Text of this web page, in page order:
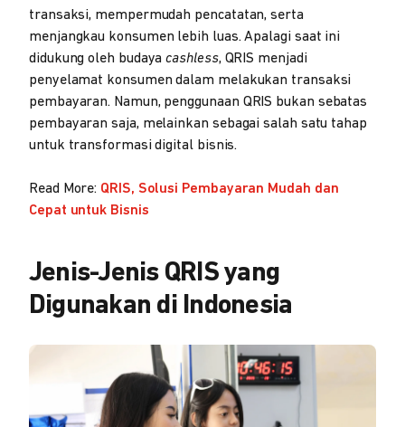
transaksi, mempermudah pencatatan, serta
menjangkau konsumen lebih luas. Apalagi saat ini
didukung oleh budayacashless, QRIS menjadi
penyelamat konsumen dalam melakukan transaksi
pembayaran. Namun, penggunaan QRIS bukan sebatas
pembayaran saja, melainkan sebagai salah satu tahap
untuk transformasi digital bisnis.
Read More: QRIS, Solusi Pembayaran Mudah dan
Cepat untuk Bisnis
Jenis-Jenis QRIS yang
Digunakan di Indonesia